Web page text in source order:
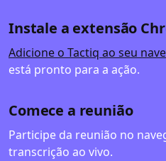
Instale a extensão
Adicione o Tactiq ao seu
está pronto para a ação.
Comece a reunião
Participe da reunião no
transcrição ao vivo.